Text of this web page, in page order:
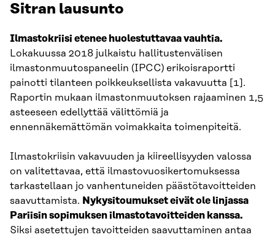
Sitran lausunto
Ilmastokriisi etenee huolestuttavaa vauhtia.
Lokakuussa 2018 julkaistu hallitustenvälisen
ilmastonmuutospaneelin (IPCC) erikoisraportti
painotti tilanteen poikkeuksellista vakavuutta [1].
Raportin mukaan ilmastonmuutoksen rajaaminen 1,5
asteeseen edellyttää välittömiä ja
ennennäkemättömän voimakkaita toimenpiteitä.
Ilmastokriisin vakavuuden ja kiireellisyyden valossa
on valitettavaa, että ilmastovuosikertomuksessa
tarkastellaan jo vanhentuneiden päästötavoitteiden
saavuttamista. Nykysitoumukset eivät ole linjassa
Pariisin sopimuksen ilmastotavoitteiden kanssa.
Siksi asetettujen tavoitteiden saavuttaminen antaa